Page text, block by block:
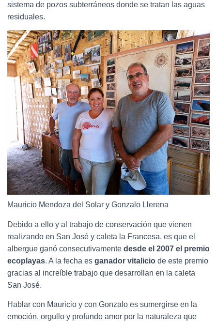
sistema de pozos subterráneos donde se tratan las aguas
residuales.
Mauricio Mendoza del Solar y Gonzalo Llerena
Debido a ello y al trabajo de conservación que vienen
realizando en San José y caleta la Francesa, es que el
albergue ganó consecutivamente desde el 2007 el premio
ecoplayas. A la fecha es ganador vitalicio de este premio
gracias al increíble trabajo que desarrollan en la caleta
San José.
Hablar con Mauricio y con Gonzalo es sumergirse en la
emoción, orgullo y profundo amor por la naturaleza que